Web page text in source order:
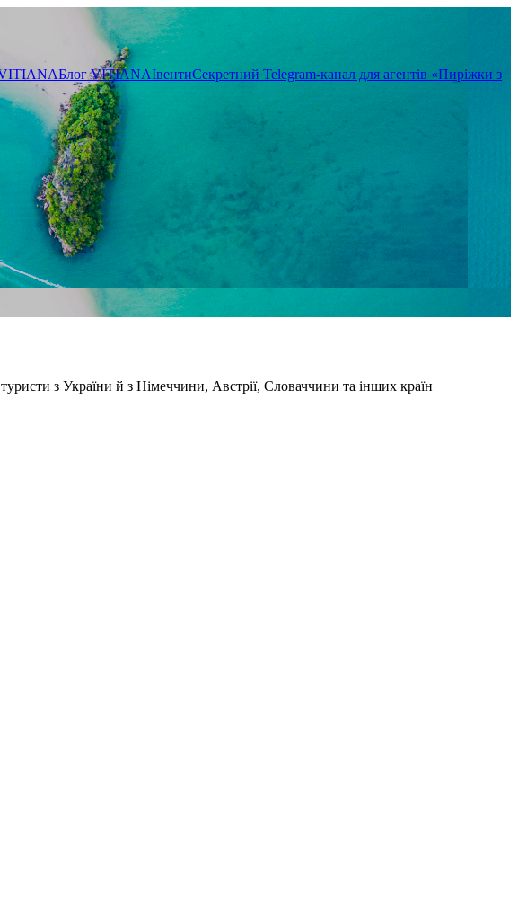
VITIANAБлог VITIANAІвентиСекретний Telegram-канал для агентів «Пиріжки з
з України й з Німеччини, Австрії, Словаччини та інших країн